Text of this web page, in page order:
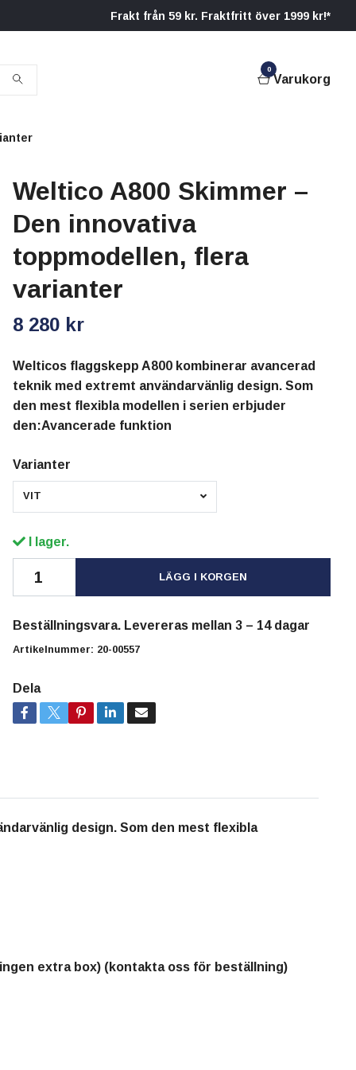
Frakt från 59 kr. Fraktfritt över 1999 kr!*
0
Varukorg
Weltico A800 Skimmer –
Den innovativa
toppmodellen, flera
varianter
8 280 kr
Welticos flaggskepp A800 kombinerar avancerad
teknik med extremt användarvänlig design. Som
den mest flexibla modellen i serien erbjuder
den:Avancerade funktion
Varianter
VIT
I lager.
LÄGG I KORGEN
Beställningsvara. Levereras mellan 3 – 14 dagar
Artikelnummer: 20-00557
Dela
design. Som den mest flexibla
extra box) (kontakta oss för beställning)